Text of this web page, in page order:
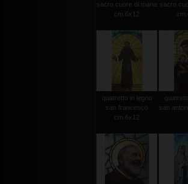
sacro cuore di maria
cm.6x12
sacro
quatretto in legno
san francesco
cm.6x12
san